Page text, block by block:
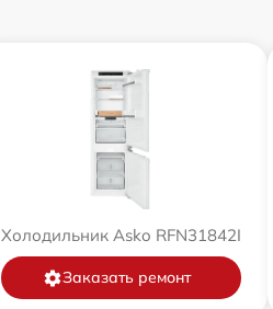
Холодильник Asko RFN31842I
Заказать ремонт